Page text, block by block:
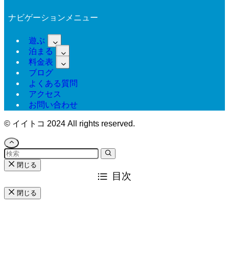
ナビゲーションメニュー
遊ぶ
泊まる
料金表
ブログ
よくある質問
アクセス
お問い合わせ
© イイトコ 2024 All rights reserved.
閉じる
目次
閉じる